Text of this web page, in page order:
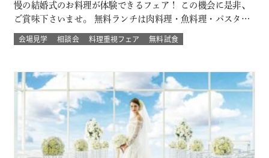
慢の結婚式のお料理が体験できるフェア！ この機会に是非、
ご賞味下さいませ。 無料ランチは肉料理・魚料理・パスタか
らお選び頂けます。 平日開催なので土日とは違ってゆっくり
人気の結婚式演出体験や結婚式場の待合室などの付帯設備も
ったお料理」。 ぜひ一度試…
会場見学 相談会 料理重視フェア 無料試食